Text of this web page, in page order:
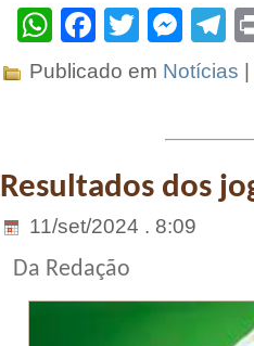
WhatsApp
Facebook
Twitter
Publicado em Notícias |
Resultados dos
11/set/2024 . 8:09
Da Redação